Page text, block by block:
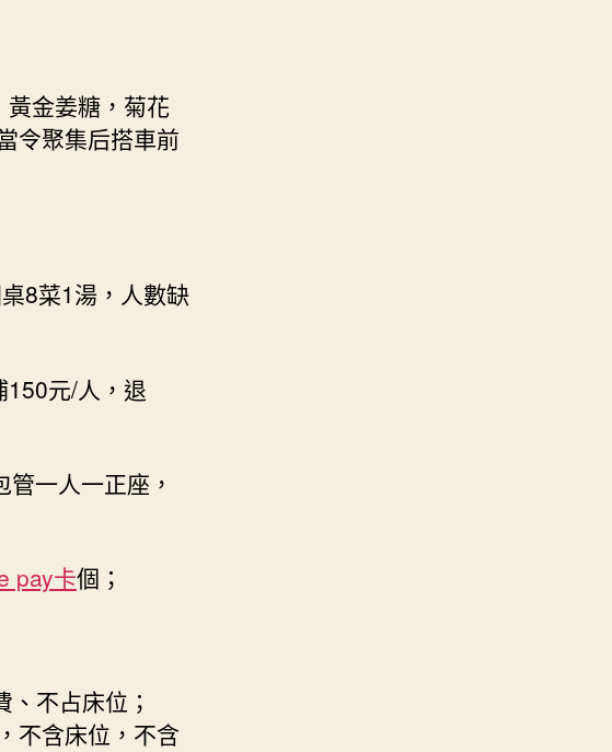
金姜糖，菊花
令聚集后搭車前
8菜1湯，人數缺
150元/人，退
管一人一正座，
pay卡個；
不占床位；
不含床位，不含